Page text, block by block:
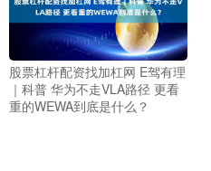
股票杠杆配资找加杠网 E驾有理
｜科普 华为不走VLA路径 更看
重的WEWA到底是什么？